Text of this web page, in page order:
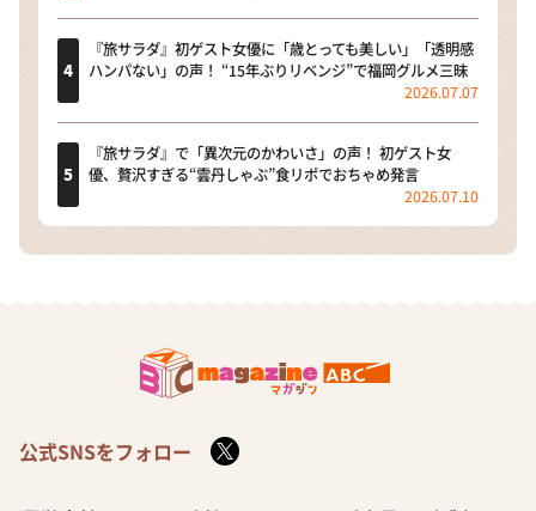
『旅サラダ』初ゲスト女優に「歳とっても美しい」「透明感
ハンパない」の声！ “15年ぶりリベンジ”で福岡グルメ三昧
2026.07.07
『旅サラダ』で「異次元のかわいさ」の声！ 初ゲスト女
優、贅沢すぎる“雲丹しゃぶ”食リポでおちゃめ発言
2026.07.10
公式SNSをフォロー